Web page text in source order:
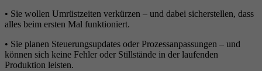
• Sie wollen Umrüstzeiten verkürzen – und dabei sicherstellen, dass
alles beim ersten Mal funktioniert.
• Sie planen Steuerungsupdates oder Prozessanpassungen – und
können sich keine Fehler oder Stillstände in der laufenden
Produktion leisten.